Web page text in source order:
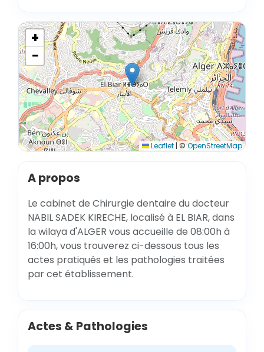
+
−
Leaflet |©OpenStreetMap
A propos
Le cabinet de Chirurgie dentaire du docteur
NABIL SADEK KIRECHE, localisé à EL BIAR, dans
la wilaya d'ALGER vous accueille de 08:00h à
16:00h, vous trouverez ci-dessous tous les
actes pratiqués et les pathologies traitées
par cet établissement.
Actes & Pathologies